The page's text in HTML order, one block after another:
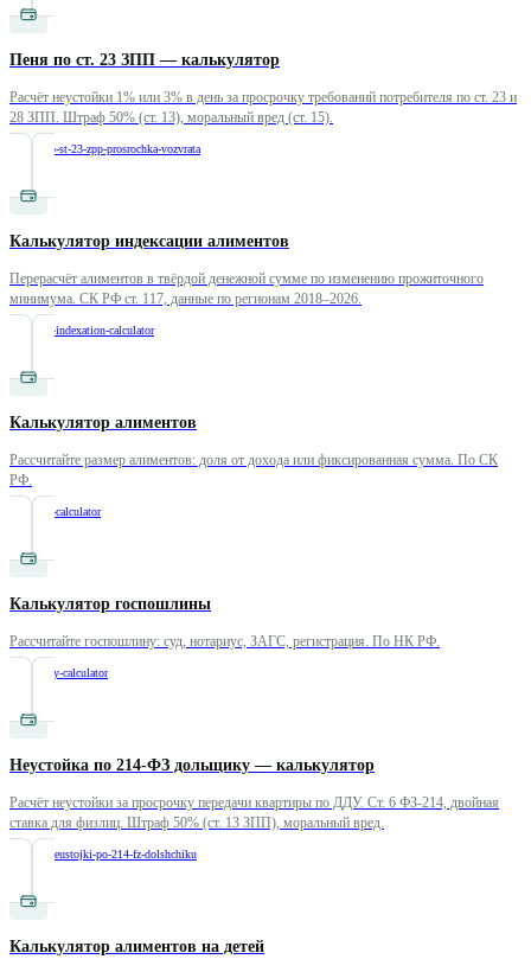
Пеня по ст. 23 ЗПП — калькулятор
Расчёт неустойки 1% или 3% в день за просрочку требований потребителя по ст. 23 и
28 ЗПП. Штраф 50% (ст. 13), моральный вред (ст. 15).
penya-po-st-23-zpp-prosrochka-vozvrata
Калькулятор индексации алиментов
Перерасчёт алиментов в твёрдой денежной сумме по изменению прожиточного
минимума. СК РФ ст. 117, данные по регионам 2018–2026.
alimony-indexation-calculator
Калькулятор алиментов
Рассчитайте размер алиментов: доля от дохода или фиксированная сумма. По СК
РФ.
alimony-calculator
Калькулятор госпошлины
Рассчитайте госпошлину: суд, нотариус, ЗАГС, регистрация. По НК РФ.
state-duty-calculator
Неустойка по 214-ФЗ дольщику — калькулятор
Расчёт неустойки за просрочку передачи квартиры по ДДУ. Ст. 6 ФЗ-214, двойная
ставка для физлиц. Штраф 50% (ст. 13 ЗПП), моральный вред.
raschet-neustojki-po-214-fz-dolshchiku
Калькулятор алиментов на детей